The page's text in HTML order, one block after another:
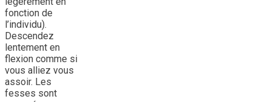
fonction de
l’individu).
Descendez
lentement en
flexion comme si
vous alliez vous
assoir. Les
fesses sont